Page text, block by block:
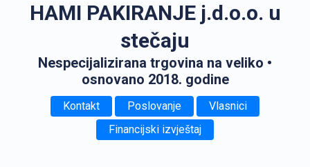
HAMI PAKIRANJE j.d.o.o. u
stečaju
Nespecijalizirana trgovina na veliko •
osnovano 2018. godine
Kontakt Poslovanje
Vlasnici
Financijski izvještaj